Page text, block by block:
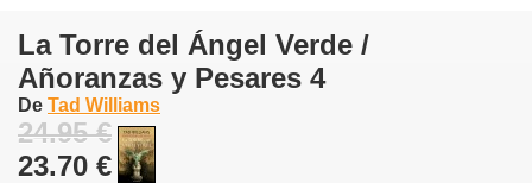
La Torre del Ángel Verde /
Añoranzas y Pesares 4
De Tad Williams
24.95 €
23.70 €